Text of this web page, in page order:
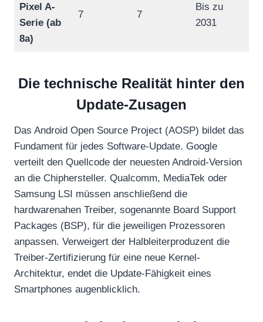
Pixel A-
Serie (ab
8a)
7 7
Bis zu
2031
Die technische Realität hinter den
Update-Zusagen
Das Android Open Source Project (AOSP) bildet das
Fundament für jedes Software-Update. Google
verteilt den Quellcode der neuesten Android-Version
an die Chiphersteller. Qualcomm, MediaTek oder
Samsung LSI müssen anschließend die
hardwarenahen Treiber, sogenannte Board Support
Packages (BSP), für die jeweiligen Prozessoren
anpassen. Verweigert der Halbleiterproduzent die
Treiber-Zertifizierung für eine neue Kernel-
Architektur, endet die Update-Fähigkeit eines
Smartphones augenblicklich.